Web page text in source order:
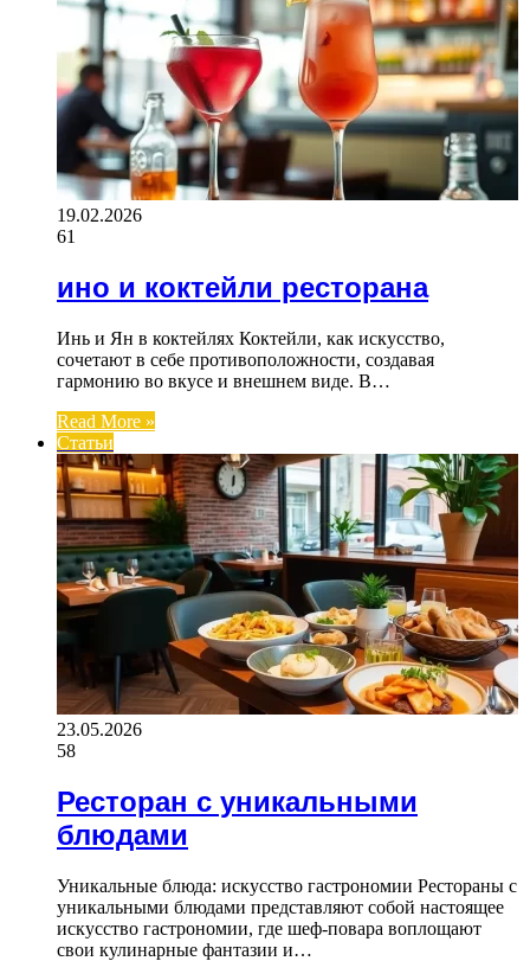
19.02.2026
61
ино и коктейли ресторана
Инь и Ян в коктейлях Коктейли, как искусство,
сочетают в себе противоположности, создавая
гармонию во вкусе и внешнем виде. В…
Read More »
Статьи
23.05.2026
58
Ресторан с уникальными
блюдами
Уникальные блюда: искусство гастрономии Рестораны с
уникальными блюдами представляют собой настоящее
искусство гастрономии, где шеф-повара воплощают
свои кулинарные фантазии и…